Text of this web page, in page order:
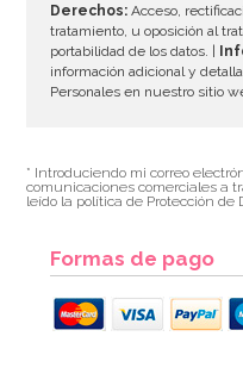
Derechos: Acceso,
tratamiento, u oposición al
portabilidad de los datos. |
información adicional y
Personales en nuestro sitio
* Introduciendo mi correo
comunicaciones comerciales a
leído la política de Protección de
Formas de pago